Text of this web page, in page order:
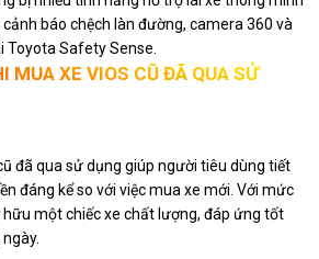
báo chệch làn đường, camera 360 và
Toyota Safety Sense.
MUA XE VIOS CŨ ĐÃ QUA SỬ
đã qua sử dụng giúp người tiêu dùng tiết
đáng kể so với việc mua xe mới. Với mức
hữu một chiếc xe chất lượng, đáp ứng tốt